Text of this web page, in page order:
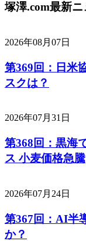
塚澤.com最新ニ
2026年08月07日
第369回：日米
スクは？
2026年07月31日
第368回：黒海
ス 小麦価格急騰
2026年07月24日
第367回：AI半
か？